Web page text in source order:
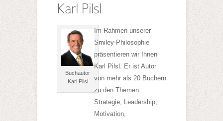
Karl Pilsl
Buchautor
Karl Pilsl
Im Rahmen unserer
Smiley-Philosophie
präsentieren wir Ihnen
Karl Pilsl. Er ist Autor
von mehr als 20 Büchern
zu den Themen
Strategie, Leadership,
Motivation,